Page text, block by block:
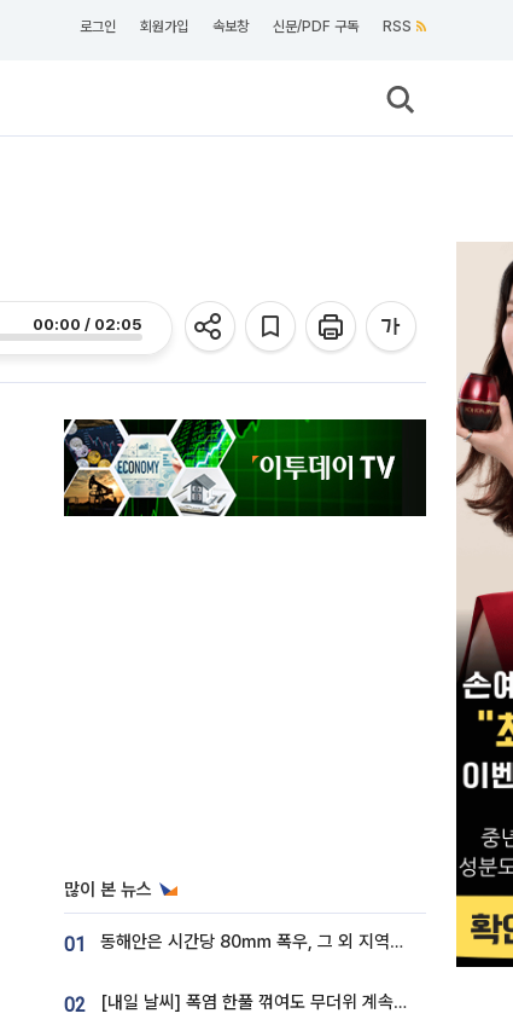
로그인 회원가입 속보창 신문/PDF 구독 RSS
00:00 / 02:05
많이 본 뉴스
01 동해안은 시간당 80㎜ 폭우, 그 외 지역은 폭염…‘극과 극 날씨’
02 [내일 날씨] 폭염 한풀 꺾여도 무더위 계속⋯동해안 이틀 연속 비